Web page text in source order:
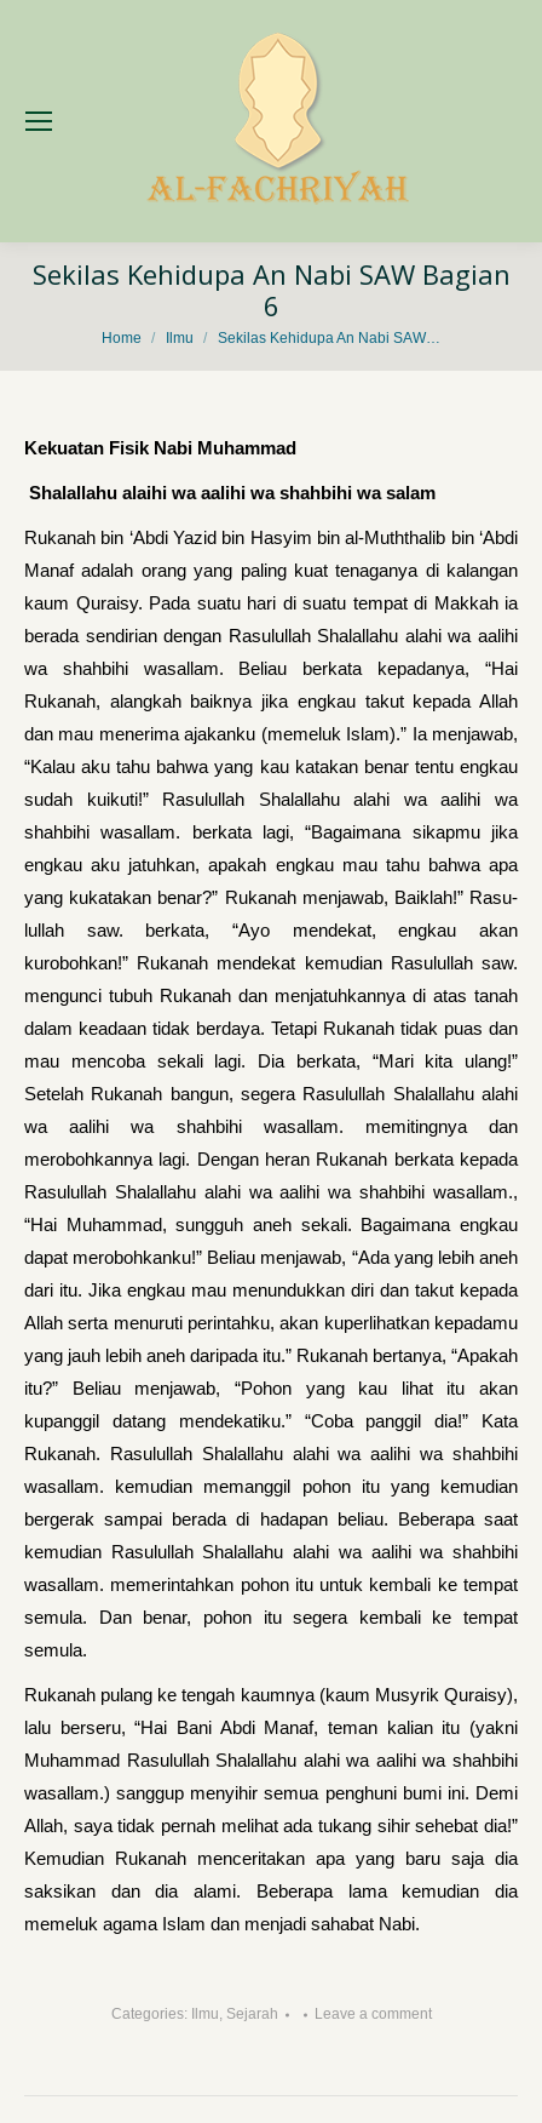
Sekilas Kehidupa An Nabi SAW Bagian
6
You are here:
Home Ilmu Sekilas Kehidupa An Nabi SAW…
Kekuatan Fisik Nabi Muhammad
Shalallahu alaihi wa aalihi wa shahbihi wa salam
Rukanah bin ‘Abdi Yazid bin Hasyim bin al-Muththalib bin ‘Abdi
Manaf adalah orang yang paling kuat tenaganya di kalangan
kaum Quraisy. Pada suatu hari di suatu tempat di Makkah ia
berada sendirian dengan Rasulullah Shalallahu alahi wa aalihi
wa shahbihi wasallam. Beliau berkata kepadanya, “Hai
Rukanah, alangkah baiknya jika engkau takut kepada Allah
dan mau menerima ajakanku (memeluk Islam).” Ia menjawab,
“Kalau aku tahu bahwa yang kau katakan benar tentu engkau
sudah kuikuti!” Ra­sulullah Shalallahu alahi wa aalihi wa
shahbihi wasallam. berkata lagi, “Bagaimana sikapmu jika
engkau aku jatuhkan, apakah engkau mau tahu bahwa apa
yang kukatakan benar?” Rukanah menjawab, Baiklah!” Rasu­
lullah saw. berkata, “Ayo mendekat, engkau akan
kurobohkan!” Rukanah mendekat kemudian Rasulullah saw.
me­ngunci tubuh Rukanah dan menjatuhkannya di atas tanah
dalam keadaan tidak berdaya. Tetapi Rukanah tidak puas dan
mau mencoba sekali lagi. Dia berkata, “Mari kita ulang!”
Setelah Rukanah bangun, segera Rasulullah Shalallahu alahi
wa aalihi wa shahbihi wasallam. memitingnya dan
merobohkannya lagi. Dengan heran Ru­kanah berkata kepada
Rasulullah Shalallahu alahi wa aalihi wa shahbihi wasallam.,
“Hai Muhammad, sungguh aneh sekali. Bagaimana engkau
dapat merobohkanku!” Beliau menjawab, “Ada yang lebih aneh
dari itu. Jika engkau mau menundukkan diri dan takut kepada
Al­lah serta menuruti perintahku, akan kuperlihatkan kepa­damu
yang jauh lebih aneh daripada itu.” Rukanah berta­nya, “Apakah
itu?” Beliau menjawab, “Pohon yang kau lihat itu akan
kupanggil datang mendekatiku.” “Coba panggil dia!” Kata
Rukanah. Rasulullah Shalallahu alahi wa aalihi wa shahbihi
wasallam. kemudian memanggil pohon itu yang kemudian
bergerak sampai berada di hadap­an beliau. Beberapa saat
kemudian Rasulullah Shalallahu alahi wa aalihi wa shahbihi
wasallam. meme­rintahkan pohon itu untuk kembali ke tempat
semula. Dan benar, pohon itu segera kembali ke tempat
semula.
Rukanah pulang ke tengah kaumnya (kaum Musyrik Quraisy),
lalu berseru, “Hai Bani Abdi Manaf, teman kalian itu (yakni
Muhammad Rasulullah Shalallahu alahi wa aalihi wa shahbihi
wasallam.) sanggup menyihir semua penghuni bumi ini. Demi
Allah, saya tidak pernah melihat ada tukang sihir sehebat dia!”
Kemudian Rukanah menceritakan apa yang baru saja dia
saksikan dan dia alami. Beberapa lama kemudian dia
memeluk agama Islam dan menjadi sahabat Nabi.
Categories: Ilmu, Sejarah Leave a comment